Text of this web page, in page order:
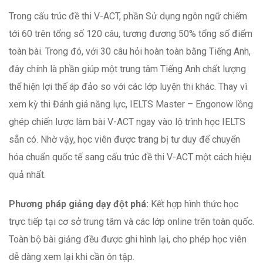
Trong cấu trúc đề thi V-ACT, phần Sử dụng ngôn ngữ chiếm
tới 60 trên tổng số 120 câu, tương đương 50% tổng số điểm
toàn bài. Trong đó, với 30 câu hỏi hoàn toàn bằng Tiếng Anh,
đây chính là phần giúp một trung tâm Tiếng Anh chất lượng
thể hiện lợi thế áp đảo so với các lớp luyện thi khác. Thay vì
xem kỳ thi Đánh giá năng lực, IELTS Master – Engonow lồng
ghép chiến lược làm bài V-ACT ngay vào lộ trình học IELTS
sẵn có. Nhờ vậy, học viên được trang bị tư duy để chuyển
hóa chuẩn quốc tế sang cấu trúc đề thi V-ACT một cách hiệu
quả nhất.
Phương pháp giảng dạy đột phá: Kết hợp hình thức học
trực tiếp tại cơ sở trung tâm và các lớp online trên toàn quốc.
Toàn bộ bài giảng đều được ghi hình lại, cho phép học viên
dễ dàng xem lại khi cần ôn tập.